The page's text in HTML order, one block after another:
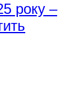
року –